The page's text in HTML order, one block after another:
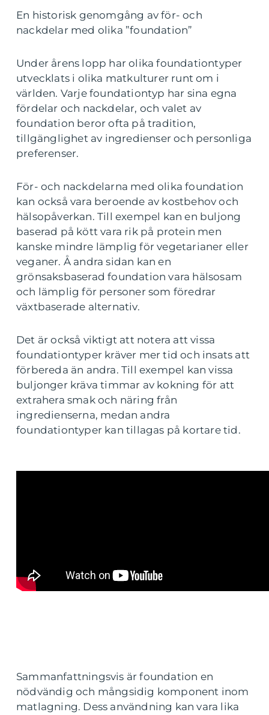
En historisk genomgång av för- och
nackdelar med olika ”foundation”
Under årens lopp har olika foundationtyper
utvecklats i olika matkulturer runt om i
världen. Varje foundationtyp har sina egna
fördelar och nackdelar, och valet av
foundation beror ofta på tradition,
tillgänglighet av ingredienser och personliga
preferenser.
För- och nackdelarna med olika foundation
kan också vara beroende av kostbehov och
hälsopåverkan. Till exempel kan en buljong
baserad på kött vara rik på protein men
kanske mindre lämplig för vegetarianer eller
veganer. Å andra sidan kan en
grönsaksbaserad foundation vara hälsosam
och lämplig för personer som föredrar
växtbaserade alternativ.
Det är också viktigt att notera att vissa
foundationtyper kräver mer tid och insats att
förbereda än andra. Till exempel kan vissa
buljonger kräva timmar av kokning för att
extrahera smak och näring från
ingredienserna, medan andra
foundationtyper kan tillagas på kortare tid.
Sammanfattningsvis är foundation en
nödvändig och mångsidig komponent inom
matlagning. Dess användning kan vara lika